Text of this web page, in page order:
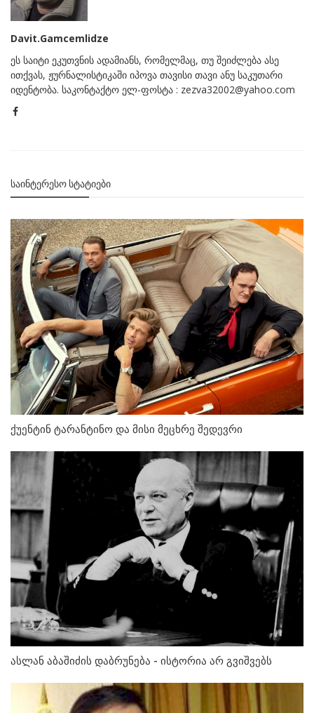
Davit.Gamcemlidze
ეს საიტი ეკუთვნის ადამიანს, რომელმაც, თუ შეიძლება ასე
ითქვას, ჟურნალისტიკაში იპოვა თავისი თავი ანუ საკუთარი
იდენტობა. საკონტაქტო ელ-ფოსტა : zezva32002@yahoo.com
ᲡᲐᲘᲜᲢᲔᲠᲔᲡᲝ ᲡᲢᲐᲢᲘᲔᲑᲘ
ქუენტინ ტარანტინო და მისი მეცხრე შედევრი
ასლან აბაშიძის დაბრუნება - ისტორია არ გვიშვებს